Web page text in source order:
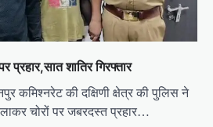
प्रहार,सात शातिर गिरफ्तार
कमिश्नरेट की दक्षिणी क्षेत्र की पुलिस ने
चोरों पर जबरदस्त प्रहार…